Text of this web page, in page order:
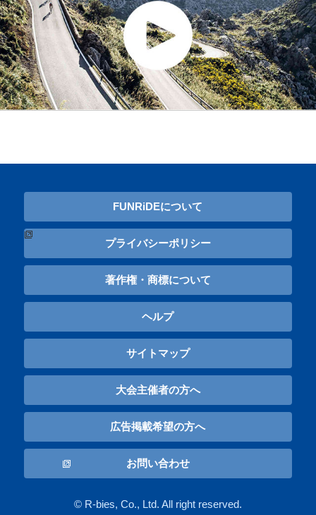
FUNRiDEについて
プライバシーポリシー
著作権・商標について
ヘルプ
サイトマップ
大会主催者の方へ
広告掲載希望の方へ
お問い合わせ
© R-bies, Co., Ltd. All right reserved.